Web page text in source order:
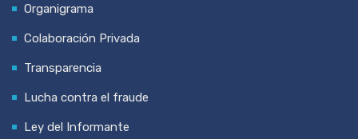
Organigrama
Colaboración Privada
Transparencia
Lucha contra el fraude
Ley del Informante